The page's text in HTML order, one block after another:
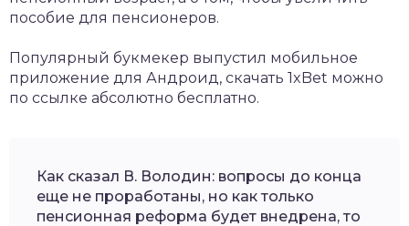
пособие для пенсионеров.
Популярный букмекер выпустил мобильное
приложение для Андроид, скачать 1xBet можно
по ссылке абсолютно бесплатно.
Как сказал В. Володин: вопросы до конца
еще не проработаны, но как только
пенсионная реформа будет внедрена, то